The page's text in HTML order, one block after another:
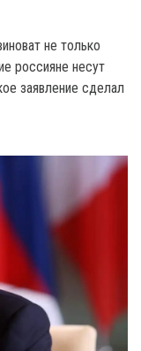
не только
россияне несут
заявление сделал